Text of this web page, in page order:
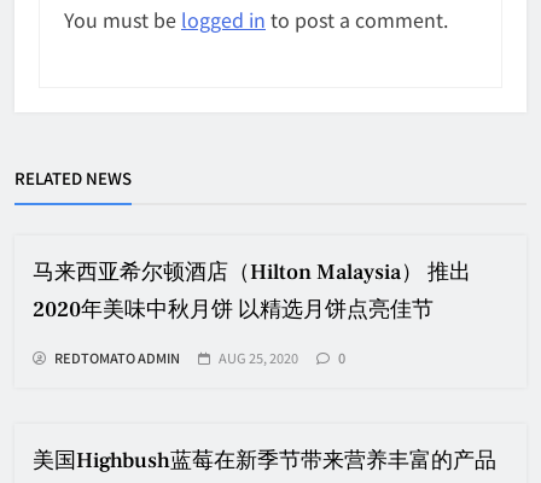
You must be logged in to post a comment.
RELATED NEWS
马来西亚希尔顿酒店（Hilton Malaysia） 推出
2020年美味中秋月饼 以精选月饼点亮佳节
REDTOMATO ADMIN AUG 25, 2020 0
美国Highbush蓝莓在新季节带来营养丰富的产品